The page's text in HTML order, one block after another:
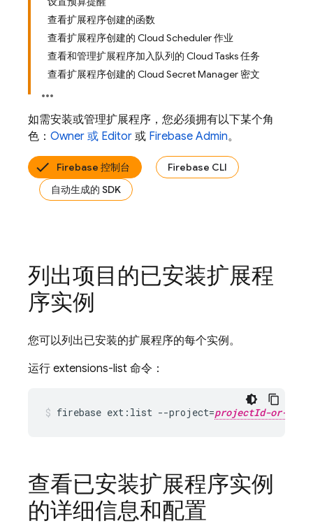
查看扩展程序创建的函数
查看扩展程序创建的 Cloud Scheduler 作业
查看和管理扩展程序加入队列的 Cloud Tasks 任务
查看扩展程序创建的 Cloud Secret Manager 密文
如需安装或管理扩展程序，您必须拥有以下某个角
色： Owner 或 Editor 或 Firebase Admin。
Firebase 控制台
Firebase CLI
自动生成的 SDK
列出项目的已安装扩展程
序实例
您可以列出已安装的扩展程序的每个实例。
运行 extensions-list 命令：
firebase ext:list --project=projectId-or-
查看已安装扩展程序实例
的详细信息和配置